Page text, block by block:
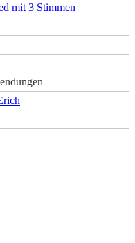
mit 3 Stimmen